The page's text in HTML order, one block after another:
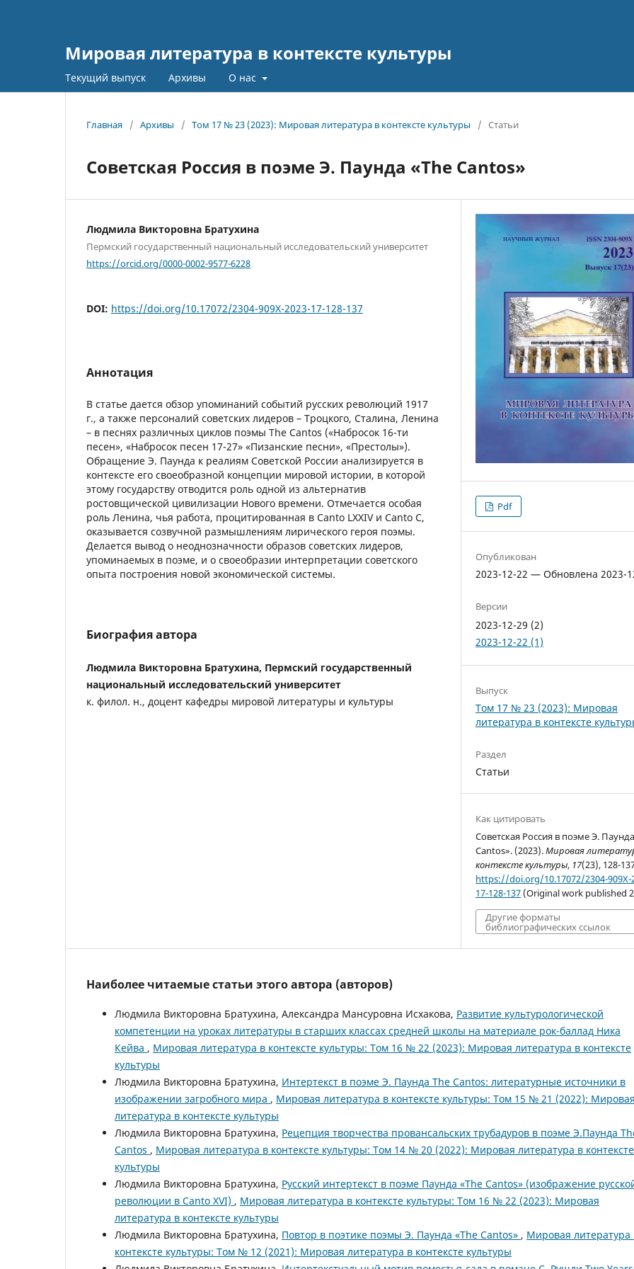
Мировая литература в контексте культуры
Текущий выпуск Архивы О нас
Главная / Архивы / Том 17 № 23 (2023): Мировая литература в контексте культуры / Статьи
Советская Россия в поэме Э. Паунда «The Cantos»
Людмила Викторовна Братухина
Пермский государственный национальный исследовательский университет
https://orcid.org/0000-0002-9577-6228
DOI: https://doi.org/10.17072/2304-909Х-2023-17-128-137
Аннотация
В статье дается обзор упоминаний событий русских революций 1917
г., а также персоналий советских лидеров – Троцкого, Сталина, Ленина
– в песнях различных циклов поэмы The Cantos («Набросок 16-ти
песен», «Набросок песен 17-27» «Пизанские песни», «Престолы»).
Обращение Э. Паунда к реалиям Советской России анализируется в
контексте его своеобразной концепции мировой истории, в которой
этому государству отводится роль одной из альтернатив
ростовщической цивилизации Нового времени. Отмечается особая
роль Ленина, чья работа, процитированная в Canto LXXIV и Canto C,
оказывается созвучной размышлениям лирического героя поэмы.
Делается вывод о неоднозначности образов советских лидеров,
упоминаемых в поэме, и о своеобразии интерпретации советского
опыта построения новой экономической системы.
Биография автора
Людмила Викторовна Братухина, Пермский государственный
национальный исследовательский университет
к. филол. н., доцент кафедры мировой литературы и культуры
Pdf
Опубликован
2023-12-22 — Обновлена 2023-
Версии
2023-12-29 (2)
2023-12-22 (1)
Выпуск
Том 17 № 23 (2023): Мировая
литература в контексте
Раздел
Статьи
Как цитировать
Советская Россия в поэме Э.
Cantos». (2023).Мировая
контексте культуры, 17(23), 128-
https://doi.org/10.17072/2304-909Х-
17-128-137 (Original work published
Другие форматы
библиографических ссылок
Наиболее читаемые статьи этого автора (авторов)
Людмила Викторовна Братухина, Александра Мансуровна Исхакова, Развитие культурологической
компетенции на уроках литературы в старших классах средней школы на материале рок-баллад Ника
Кейва , Мировая литература в контексте культуры: Том 16 № 22 (2023): Мировая литература в контексте
культуры
Людмила Викторовна Братухина, Интертекст в поэме Э. Паунда The Cantos: литературные источники в
изображении загробного мира , Мировая литература в контексте культуры: Том 15 № 21 (2022): Мировая
литература в контексте культуры
Людмила Викторовна Братухина, Рецепция творчества провансальских трубадуров в поэме Э.Паунда
Cantos , Мировая литература в контексте культуры: Том 14 № 20 (2022): Мировая литература в контексте
культуры
Людмила Викторовна Братухина, Русский интертекст в поэме Паунда «The Cantos» (изображение
революции в Canto XVI) , Мировая литература в контексте культуры: Том 16 № 22 (2023): Мировая
литература в контексте культуры
Людмила Викторовна Братухина, Повтор в поэтике поэмы Э. Паунда «The Cantos» , Мировая литература
контексте культуры: Том № 12 (2021): Мировая литература в контексте культуры